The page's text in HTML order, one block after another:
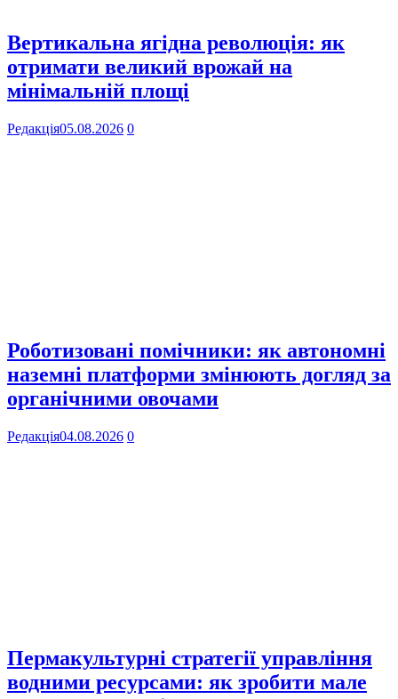
Вертикальна ягідна революція: як
отримати великий врожай на
мінімальній площі
Редакція05.08.2026 0
Роботизовані помічники: як автономні
наземні платформи змінюють догляд за
органічними овочами
Редакція04.08.2026 0
Пермакультурні стратегії управління
водними ресурсами: як зробити мале